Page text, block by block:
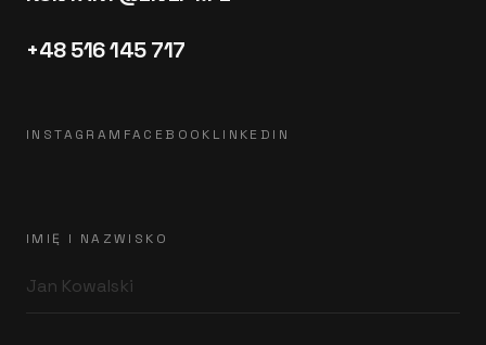
+48 516 145 717
INSTAGRAM FACEBOOK LINKEDIN
IMIĘ I NAZWISKO